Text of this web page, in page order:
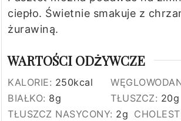
ciepło. Świetnie smakuje z
żurawiną.
WARTOŚCI ODŻYWCZE
KALORIE: 250kcal
BIAŁKO: 8g TŁUSZCZ: 20g
TŁUSZCZ NASYCONY: 2g